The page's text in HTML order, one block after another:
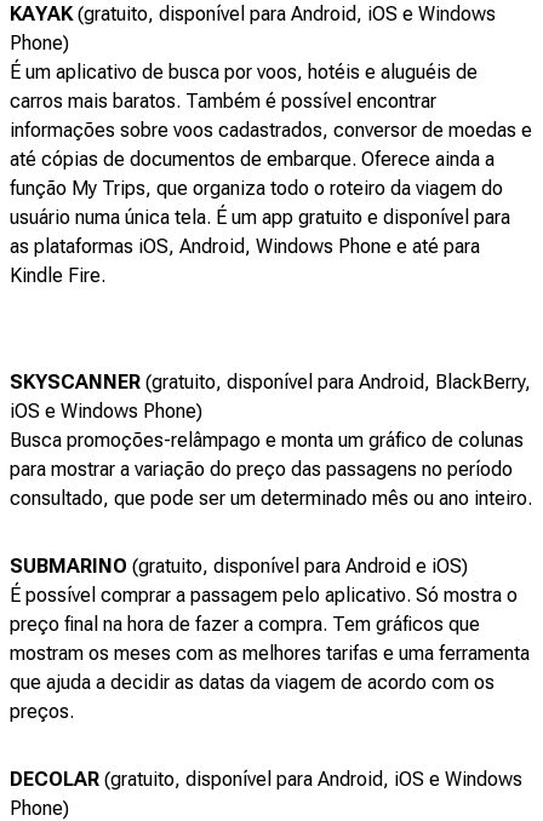
KAYAK (gratuito, disponível para Android, iOS e Windows
Phone)
É um aplicativo de busca por voos, hotéis e aluguéis de
carros mais baratos. Também é possível encontrar
informações sobre voos cadastrados, conversor de moedas e
até cópias de documentos de embarque. Oferece ainda a
função My Trips, que organiza todo o roteiro da viagem do
usuário numa única tela. É um app gratuito e disponível para
as plataformas iOS, Android, Windows Phone e até para
Kindle Fire.
SKYSCANNER (gratuito, disponível para Android, BlackBerry,
iOS e Windows Phone)
Busca promoções-relâmpago e monta um gráfico de colunas
para mostrar a variação do preço das passagens no período
consultado, que pode ser um determinado mês ou ano inteiro.
SUBMARINO (gratuito, disponível para Android e iOS)
É possível comprar a passagem pelo aplicativo. Só mostra o
preço final na hora de fazer a compra. Tem gráficos que
mostram os meses com as melhores tarifas e uma ferramenta
que ajuda a decidir as datas da viagem de acordo com os
preços.
DECOLAR (gratuito, disponível para Android, iOS e Windows
Phone)